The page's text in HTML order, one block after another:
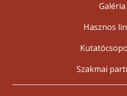
Galéria
Hasznos
Szakmai